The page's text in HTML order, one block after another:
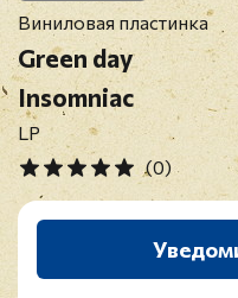
Виниловая пластинка
Green day
Insomniac
LP
(0)